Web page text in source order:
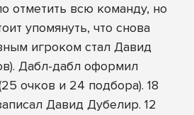
отметить всю команду, но
упомянуть, что снова
игроком стал Давид
Дабл-дабл оформил
очков и 24 подбора). 18
Давид Дубелир. 12